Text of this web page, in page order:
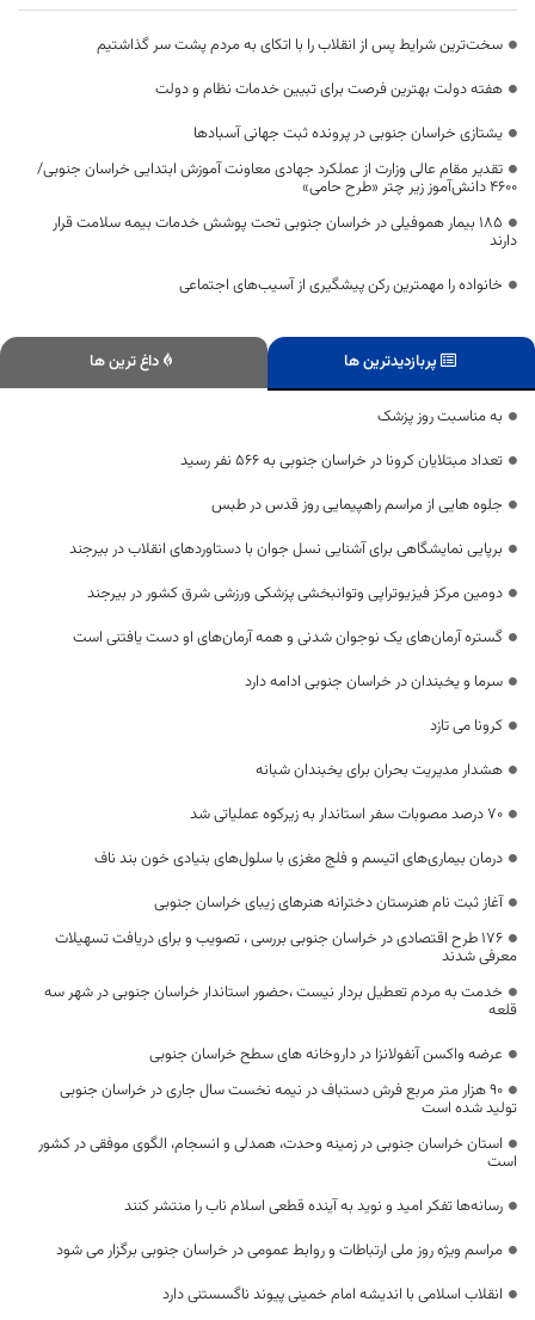
سخت‌ترین شرایط پس از انقلاب را با اتکای به مردم پشت سر گذاشتیم
هفته دولت بهترین فرصت برای تبیین خدمات نظام و دولت
یشتازی خراسان جنوبی در پرونده ثبت جهانی آسبادها
تقدیر مقام عالی وزارت از عملکرد جهادی معاونت آموزش ابتدایی خراسان جنوبی/
۴۶۰۰ دانش‌آموز زیر چتر «طرح حامی»
۱۸۵ بیمار هموفیلی در خراسان جنوبی تحت پوشش خدمات بیمه سلامت قرار
دارند
خانواده را مهمترین رکن پیشگیری از آسیب‌های اجتماعی
پربازدیدترین ها داغ ترین ها
به مناسبت روز پزشک
تعداد مبتلایان کرونا در خراسان جنوبی به 566 نفر رسید
جلوه هایی از مراسم راهپیمایی روز قدس در طبس
برپایی نمایشگاهی برای آشنایی نسل جوان با دستاوردهای انقلاب در بیرجند
دومین مرکز فیزیوتراپی وتوانبخشی پزشکی ورزشی شرق کشور در بیرجند
گستره آرمان‌های یک نوجوان شدنی و همه آرمان‌های او دست یافتنی است
سرما و یخبندان در خراسان جنوبی ادامه دارد
کرونا می تازد
هشدار مدیریت بحران برای یخبندان شبانه
۷۰ درصد مصوبات سفر استاندار به زیرکوه عملیاتی شد
درمان بیماری‌های اتیسم و فلج مغزی با سلول‌های بنیادی خون بند ناف
آغاز ثبت نام هنرستان دخترانه هنرهای زیبای خراسان جنوبی
۱۷۶ طرح اقتصادی در خراسان جنوبی بررسی ، تصویب و برای دریافت تسهیلات
معرفی شدند
خدمت به مردم تعطیل بردار نیست ،حضور استاندار خراسان جنوبی در شهر سه
قلعه
عرضه واکسن آنفولانزا در داروخانه های سطح خراسان جنوبی
۹۰ هزار متر مربع فرش دستباف در نیمه نخست سال جاری در خراسان جنوبی
تولید شده است
استان خراسان جنوبی در زمینه وحدت، همدلی و انسجام، الگوی موفقی در کشور
است
رسانه‌ها تفکر امید و نوید به آینده قطعی اسلام ناب را منتشر کنند
مراسم ویژه روز ملی ارتباطات و روابط عمومی در خراسان جنوبی برگزار می شود
انقلاب اسلامی با اندیشه امام خمینی پیوند ناگسستنی دارد